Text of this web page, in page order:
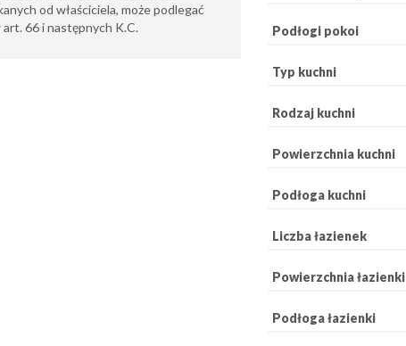
od właściciela, może podlegać
66 i następnych K.C.
Podłogi pokoi
Typ kuchni
Rodzaj kuchni
Powierzchnia kuchni
Podłoga kuchni
Liczba łazienek
Powierzchnia łazienki
Podłoga łazienki